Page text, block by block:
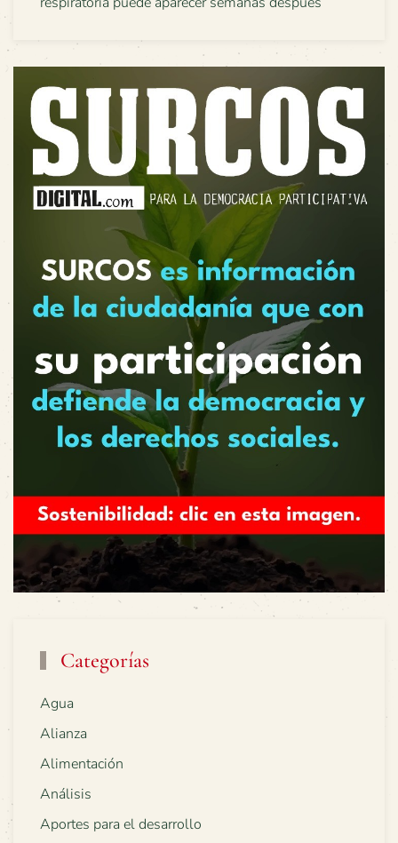
Categorías
Agua
Alianza
Alimentación
Análisis
Aportes para el desarrollo